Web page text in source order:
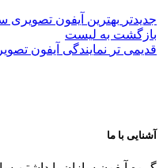
جدیدتر بهترین آیفون تصویری
بازگشت به لیست
قدیمی تر نمایندگی آیفون
آشنایی با ما